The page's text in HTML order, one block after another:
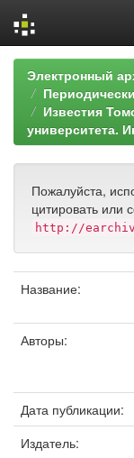
Skip
navigation
Электронный
Известия
университета.
Пожалуйста,
цитировать или
http://
Название:
Авторы:
Дата публикации:
Издатель: